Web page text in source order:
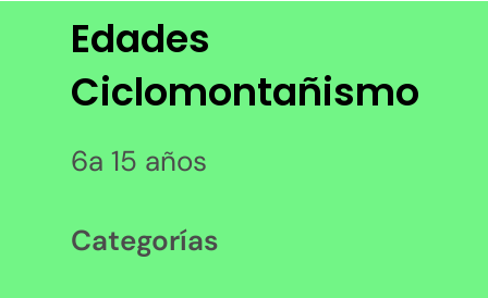
Edades
Ciclomontañismo
6a 15 años
Categorías